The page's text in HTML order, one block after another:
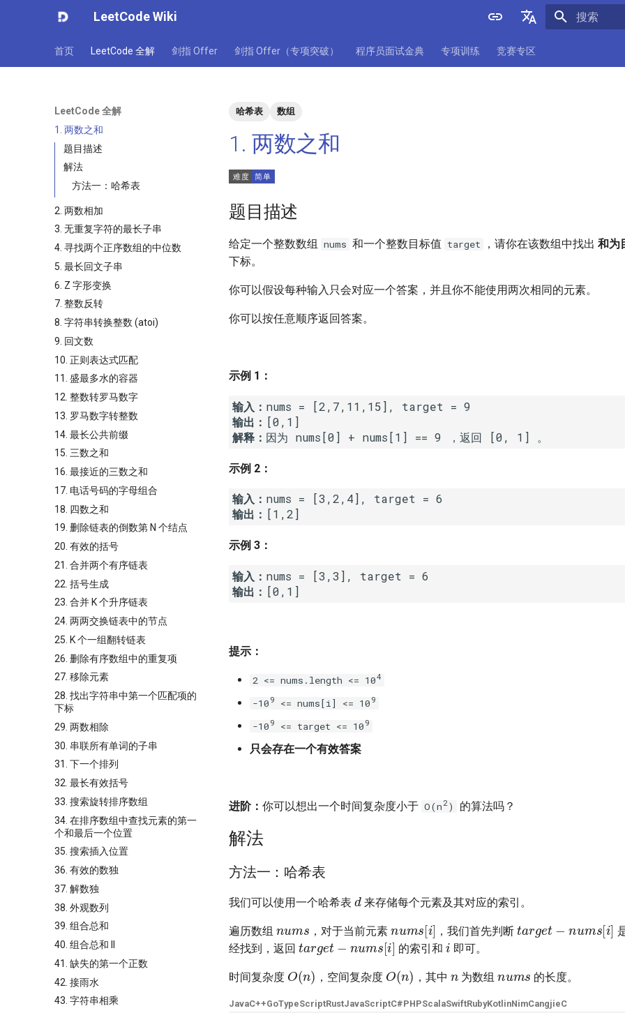
LeetCode Wiki
English
首页 LeetCode 全解 剑指 Offer 剑指 Offer（专项突破） 程序员面试金典 专项训练 竞赛专区
LeetCode 全解
1. 两数之和
题目描述
解法
方法一：哈希表
2. 两数相加
3. 无重复字符的最长子串
4. 寻找两个正序数组的中位数
5. 最长回文子串
6. Z 字形变换
7. 整数反转
8. 字符串转换整数 (atoi)
9. 回文数
10. 正则表达式匹配
11. 盛最多水的容器
12. 整数转罗马数字
13. 罗马数字转整数
14. 最长公共前缀
15. 三数之和
16. 最接近的三数之和
17. 电话号码的字母组合
18. 四数之和
19. 删除链表的倒数第 N 个结点
20. 有效的括号
21. 合并两个有序链表
22. 括号生成
23. 合并 K 个升序链表
24. 两两交换链表中的节点
25. K 个一组翻转链表
26. 删除有序数组中的重复项
27. 移除元素
28. 找出字符串中第一个匹配项的
下标
29. 两数相除
30. 串联所有单词的子串
31. 下一个排列
32. 最长有效括号
33. 搜索旋转排序数组
34. 在排序数组中查找元素的第一
个和最后一个位置
35. 搜索插入位置
36. 有效的数独
37. 解数独
38. 外观数列
39. 组合总和
40. 组合总和 II
41. 缺失的第一个正数
42. 接雨水
43. 字符串相乘
哈希表 数组
1. 两数之和
题目描述
给定一个整数数组 nums 和一个整数目标值 target ，请你在该数组中找出 和为
下标。
你可以假设每种输入只会对应一个答案，并且你不能使用两次相同的元素。
你可以按任意顺序返回答案。
示例 1：
输入：
输出：
解释：
示例 2：
输入：
输出：
示例 3：
输入：
输出：
提示：
2 <= nums.length <= 104
-10 9 <= nums[i] <= 10 9
-10 9 <= target <= 10 9
只会存在一个有效答案
进阶： 你可以想出一个时间复杂度小于 O(n2) 的算法吗？
解法
方法一：哈希表
我们可以使用一个哈希表 来存储每个元素及其对应的索引。
遍历数组 ，对于当前元素
nums[
，我们首先判断
target nums[ i]
经找到，返回
target −nums[i]
的索引和
i
即可。
时间复杂度
O ( n)
，空间复杂度
O ( n)
，其中 为数组 的长度。
JavaC++GoTypeScriptRustJavaScriptC#PHPScalaSwiftRubyKotlinNimCangjieC